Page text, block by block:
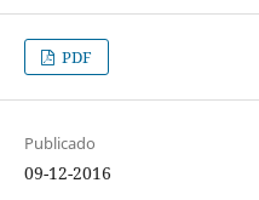
PDF
Publicado
09-12-2016